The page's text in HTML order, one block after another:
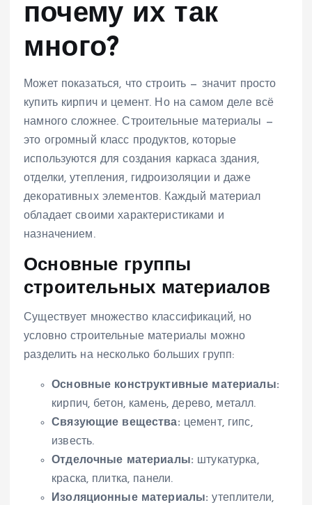
почему их так
много?
Может показаться, что строить — значит просто
купить кирпич и цемент. Но на самом деле всё
намного сложнее. Строительные материалы —
это огромный класс продуктов, которые
используются для создания каркаса здания,
отделки, утепления, гидроизоляции и даже
декоративных элементов. Каждый материал
обладает своими характеристиками и
назначением.
Основные группы
строительных материалов
Существует множество классификаций, но
условно строительные материалы можно
разделить на несколько больших групп:
Основные конструктивные материалы:
кирпич, бетон, камень, дерево, металл.
Связующие вещества: цемент, гипс,
известь.
Отделочные материалы: штукатурка,
краска, плитка, панели.
Изоляционные материалы: утеплители,